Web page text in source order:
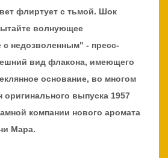
флиртует с тьмой. Шок
волнующее
с недозволенным" - пресс-
вид флакона, имеющего
основание, во многом
оригинального выпуска 1957
компании нового аромата
Мара.